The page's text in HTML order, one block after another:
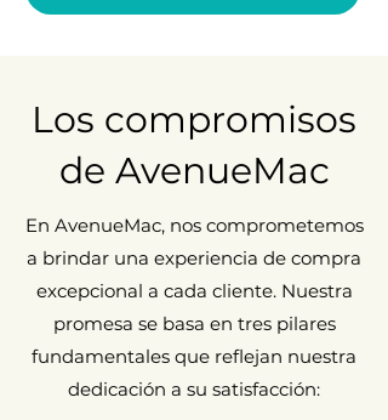
Los compromisos
de AvenueMac
En AvenueMac, nos comprometemos
a brindar una experiencia de compra
excepcional a cada cliente. Nuestra
promesa se basa en tres pilares
fundamentales que reflejan nuestra
dedicación a su satisfacción: